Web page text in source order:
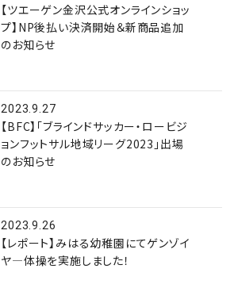
【ツエーゲン金沢公式オンラインショッ
プ】NP後払い決済開始＆新商品追加
のお知らせ
2023.9.27
【BFC】「ブラインドサッカー・ロービジ
ョンフットサル地域リーグ2023」出場
のお知らせ
2023.9.26
【レポート】みはる幼稚園にてゲンゾイ
ヤ―体操を実施しました！